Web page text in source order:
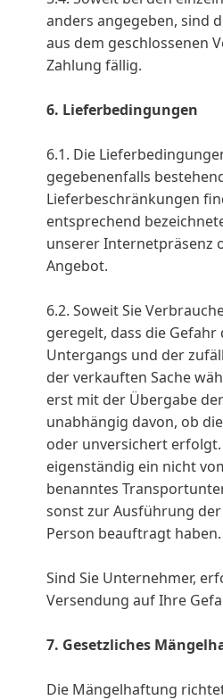
anders angegeben, sind
aus dem geschlossenen
Zahlung fällig.
6. Lieferbedingungen
6.1. Die
gegebenenfalls
Lieferbeschränkungen
entsprechend
unserer Internetpräsenz
Angebot.
6.2. Soweit Sie
geregelt, dass die Gefahr
Untergangs und der
der verkauften Sache
erst mit der Übergabe
unabhängig davon, ob
oder unversichert
eigenständig ein nicht
benanntes
sonst zur Ausführung
Person beauftragt haben.
Sind Sie Unternehmer,
Versendung auf Ihre
7. Gesetzliches
Die Mängelhaftung